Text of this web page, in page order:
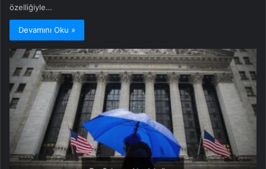
özelliğiyle…
Devamını Oku »